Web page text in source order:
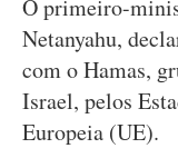
O primeiro-
Netanyahu,
com o Hamas,
Israel, pelos
Europeia (UE).